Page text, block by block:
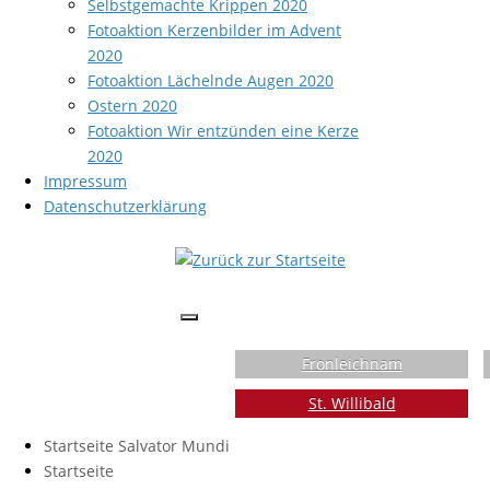
Selbstgemachte Krippen 2020
Fotoaktion Kerzenbilder im Advent
2020
Fotoaktion Lächelnde Augen 2020
Ostern 2020
Fotoaktion Wir entzünden eine Kerze
2020
Impressum
Datenschutzerklärung
Fronleichnam
St. Willibald
Startseite Salvator Mundi
Startseite